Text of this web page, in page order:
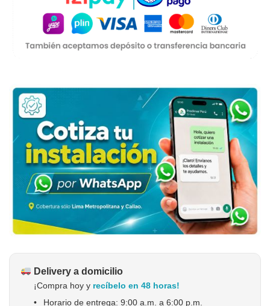
Delivery a domicilio
¡Compra hoy y recíbelo en 48 horas!
•
Horario de entrega: 9:00 a.m. a 6:00 p.m.